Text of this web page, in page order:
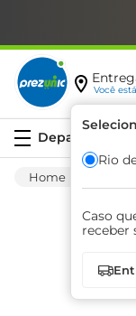
Você
Rio
Caso
receber